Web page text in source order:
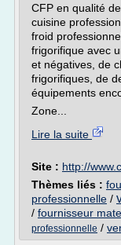
CFP en qualité
cuisine
froid
frigorifique avec
et négatives, de
frigorifiques, de
équipements
Zone...
Lire la suite
Site : http://
Thèmes liés :
professionnelle /
/ fournisseur
professionnelle /